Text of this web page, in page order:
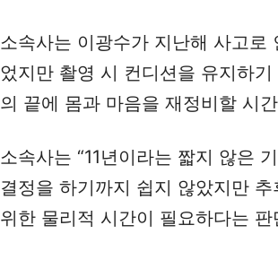
소속사는 이광수가 지난해 사고로
었지만 촬영 시 컨디션을 유지하
의 끝에 몸과 마음을 재정비할 시
소속사는 “11년이라는 짧지 않은
결정을 하기까지 쉽지 않았지만
위한 물리적 시간이 필요하다는